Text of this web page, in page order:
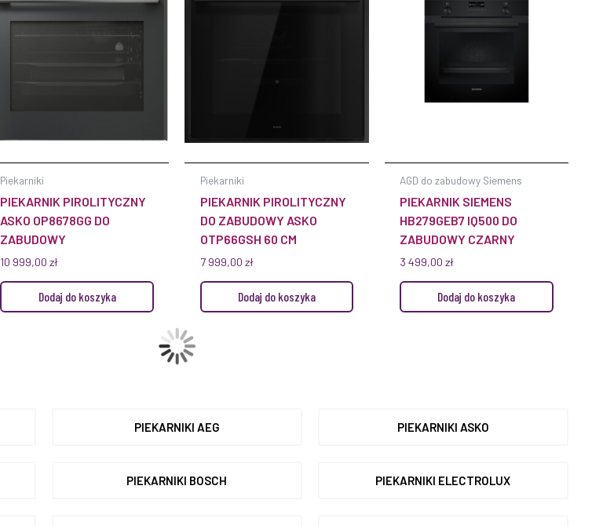
Piekarniki
PIEKARNIK PIROLITYCZNY
ASKO OP8678GG DO
ZABUDOWY
10 999,00zł
Dodaj do koszyka
Piekarniki
PIEKARNIK PIROLITYCZNY
DO ZABUDOWY ASKO
OTP66GSH 60 CM
7 999,00 zł
Dodaj do koszyka
AGD do zabudowy Siemens
PIEKARNIK SIEMENS
HB279GEB7 IQ500 DO
ZABUDOWY CZARNY
3 499,00 zł
Dodaj do koszyka
PIEKARNIKI AEG PIEKARNIKI ASKO
PIEKARNIKI BOSCH PIEKARNIKI ELECTROLUX